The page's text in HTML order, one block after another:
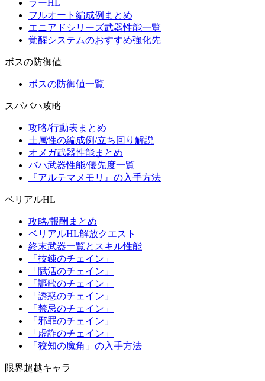
ラーHL
フルオート編成例まとめ
エニアドシリーズ武器性能一覧
覚醒システムのおすすめ強化先
ボスの防御値
ボスの防御値一覧
スパバハ攻略
攻略/行動表まとめ
土属性の編成例/立ち回り解説
オメガ武器性能まとめ
バハ武器性能/優先度一覧
『アルテマメモリ』の入手方法
ベリアルHL
攻略/報酬まとめ
ベリアルHL解放クエスト
終末武器一覧とスキル性能
「技錬のチェイン」
「賦活のチェイン」
「謳歌のチェイン」
「誘惑のチェイン」
「禁忌のチェイン」
「邪罪のチェイン」
「虚詐のチェイン」
「狡知の魔角」の入手方法
限界超越キャラ